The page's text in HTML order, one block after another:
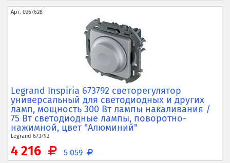
Арт. 0267628
Legrand Inspiria 673792 светорегулятор
универсальный для светодиодных и других
ламп, мощность 300 Вт лампы накаливания /
75 Вт светодиодные лампы, поворотно-
нажимной, цвет "Алюминий"
Legrand 673792
4 216 5 059